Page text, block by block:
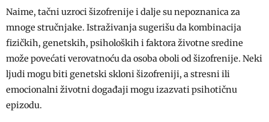
Naime, tačni uzroci šizofrenije i dalje su nepoznanica za
mnoge stručnjake. Istraživanja sugerišu da kombinacija
fizičkih, genetskih, psiholoških i faktora životne sredine
može povećati verovatnoću da osoba oboli od šizofrenije. Neki
ljudi mogu biti genetski skloni šizofreniji, a stresni ili
emocionalni životni događaji mogu izazvati psihotičnu
epizodu.